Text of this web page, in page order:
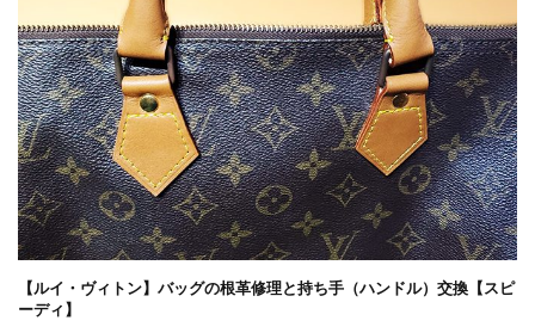
【ルイ・ヴィトン】バッグの根革修理と持ち手（ハンドル）交換【スピ
ーディ】